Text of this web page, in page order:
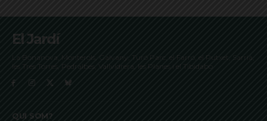
El Jardí
La Bonanova, Monterols, Galvany, Turó Parc, el Farró, el Putxet, Sarrià,
les Tres Torres, Pedralbes, Vallvidrera, les Planes i el Tibidabo
QUI SOM?